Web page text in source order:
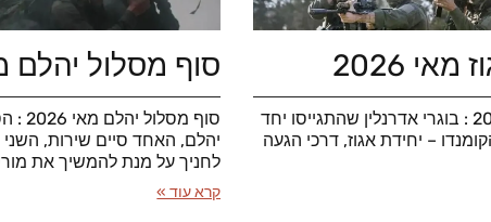
2026
סוף מסלול אגוז מאי 2026 : בוגרי אדרנלין שהתגייסו יחד
– יחידת אגוז, דרכי הגעה
סוף מסלול יהלם מאי
יהלם, האחד סיים שירות,
לחניך על מנת להמשיך את
קרא עוד »